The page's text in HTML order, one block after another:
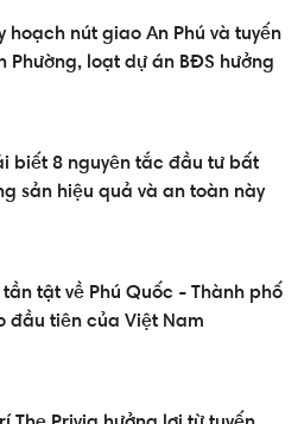
hoạch nút giao An Phú và tuyến
Phường, loạt dự án BĐS hưởng
biết 8 nguyên tắc đầu tư bất
sản hiệu quả và an toàn này
tần tật về Phú Quốc - Thành phố
đầu tiên của Việt Nam